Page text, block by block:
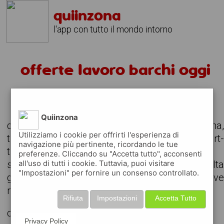
quiinzona
l'app con tutto il mondo intorno
offerte lavoro barchi oggi
consulta le offerte di lavoro attive nella zona,
trova il lavoro che stavi cercando, anche part-
time o da svolgere in remoto
scarica gratuitamente l'app e consulta
giornalmente gli annunci delle aziende attive
nella tua zona
cerchiamo
Quiinzona
Utilizziamo i cookie per offrirti l'esperienza di
navigazione più pertinente, ricordando le tue
preferenze. Cliccando su "Accetta tutto", acconsenti
all'uso di tutti i cookie. Tuttavia, puoi visitare
"Impostazioni" per fornire un consenso controllato.
Accetta Tutto
Impostazioni
Rifiuta
Privacy Policy